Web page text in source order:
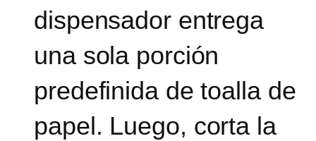
dispensador entrega
una sola porción
predefinida de toalla de
papel. Luego, corta la